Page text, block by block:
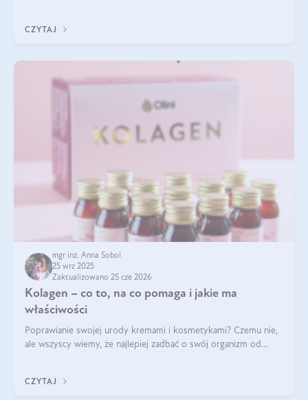
CZYTAJ
mgr inż. Anna Sobol
25 wrz 2025
Zaktualizowano 25 cze 2026
Kolagen – co to, na co pomaga i jakie ma
właściwości
Poprawianie swojej urody kremami i kosmetykami? Czemu nie,
ale wszyscy wiemy, że najlepiej zadbać o swój organizm od
wysokiej jakości suplem
CZYTAJ